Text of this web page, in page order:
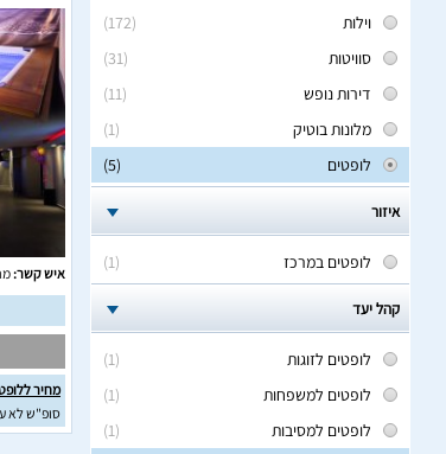
(172)
וילות
(31)
סוויטות
(11)
דירות נופש
(1)
מלונות בוטיק
(5)
לופטים
איזור
(1) לופטים במרכז
קהל יעד
(1)
לופטים לזוגות
(1)
לופטים למשפחות
(1)
לופטים למסיבות
איש קשר:
מחיר
סופ"ש לא